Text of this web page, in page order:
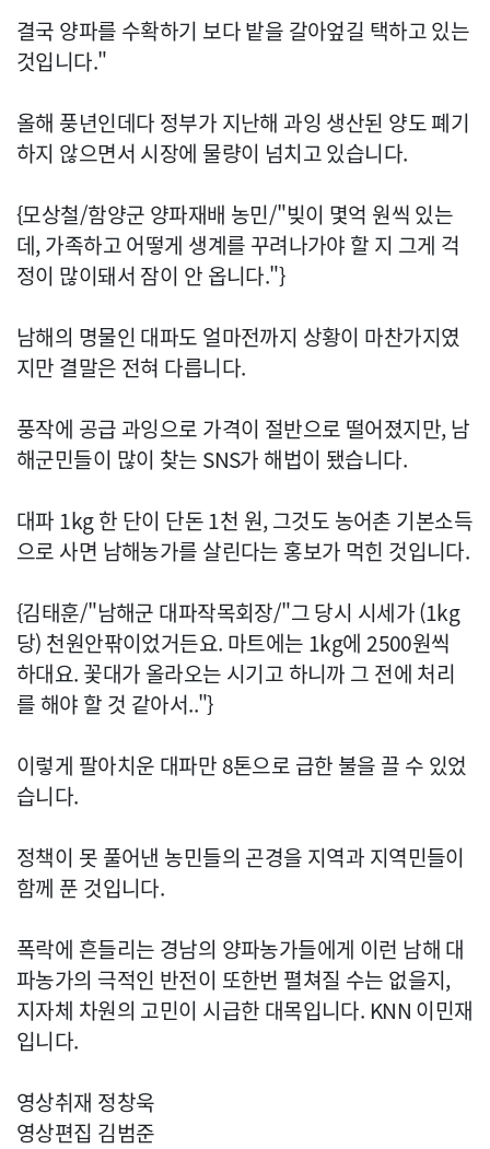
결국 양파를 수확하기 보다 밭을 갈아엎길 택하고 있는
것입니다."
올해 풍년인데다 정부가 지난해 과잉 생산된 양도 폐기
하지 않으면서 시장에 물량이 넘치고 있습니다.
{모상철/함양군 양파재배 농민/"빚이 몇억 원씩 있는
데, 가족하고 어떻게 생계를 꾸려나가야 할 지 그게 걱
정이 많이돼서 잠이 안 옵니다."}
남해의 명물인 대파도 얼마전까지 상황이 마찬가지였
지만 결말은 전혀 다릅니다.
풍작에 공급 과잉으로 가격이 절반으로 떨어졌지만, 남
해군민들이 많이 찾는 SNS가 해법이 됐습니다.
대파 1kg 한 단이 단돈 1천 원, 그것도 농어촌 기본소득
으로 사면 남해농가를 살린다는 홍보가 먹힌 것입니다.
{김태훈/"남해군 대파작목회장/"그 당시 시세가 (1kg
당) 천원안팎이었거든요. 마트에는 1kg에 2500원씩
하대요. 꽃대가 올라오는 시기고 하니까 그 전에 처리
를 해야 할 것 같아서.."}
이렇게 팔아치운 대파만 8톤으로 급한 불을 끌 수 있었
습니다.
정책이 못 풀어낸 농민들의 곤경을 지역과 지역민들이
함께 푼 것입니다.
폭락에 흔들리는 경남의 양파농가들에게 이런 남해 대
파농가의 극적인 반전이 또한번 펼쳐질 수는 없을지,
지자체 차원의 고민이 시급한 대목입니다. KNN 이민재
입니다.
영상취재 정창욱
영상편집 김범준